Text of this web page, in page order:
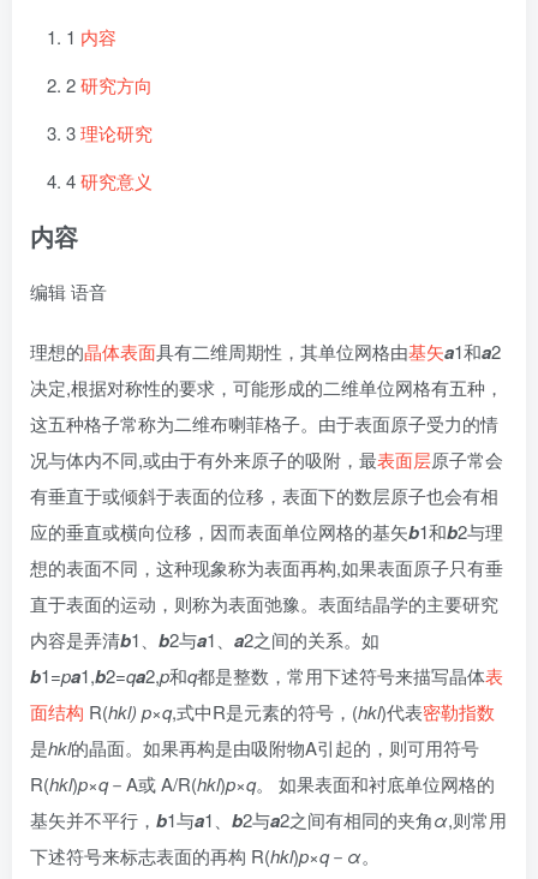
1 内容
2研究方向
3理论研究
4研究意义
内容
编辑语音
理想的晶体表面具有二维周期性，其单位网格由基矢a1和a2
决定,根据对称性的要求，可能形成的二维单位网格有五种，
这五种格子常称为二维布喇菲格子。由于表面原子受力的情
况与体内不同,或由于有外来原子的吸附，最表面层原子常会
有垂直于或倾斜于表面的位移，表面下的数层原子也会有相
应的垂直或横向位移，因而表面单位网格的基矢b1和b2与理
想的表面不同，这种现象称为表面再构,如果表面原子只有垂
直于表面的运动，则称为表面弛豫。表面结晶学的主要研究
内容是弄清b1、 b2与a1、 a2之间的关系。如
b1=pa1,b2=qa2,p和q都是整数，常用下述符号来描写晶体表
面结构 R(hkl) p×q,式中R是元素的符号，(hkl)代表密勒指数
是hkl的晶面。如果再构是由吸附物A引起的，则可用符号
R(hkl)p×q－A或 A/R(hkl)p×q。 如果表面和衬底单位网格的
基矢并不平行， b1与a1、 b2与a2之间有相同的夹角α,则常用
下述符号来标志表面的再构 R(hkl)p×q－ α。